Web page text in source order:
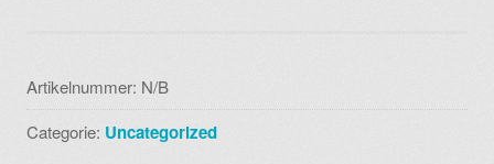
jasje
001
black
Artikelnummer: N/B
Categorie: Uncategorized